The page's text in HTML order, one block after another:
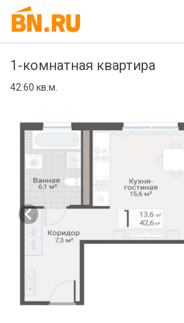
1-комнатная квартира
42.60 кв.м.